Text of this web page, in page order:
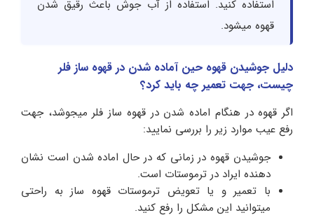
استفاده کنید. استفاده از آب جوش باعث رقیق شدن
قهوه میشود.
دلیل جوشیدن قهوه حین آماده شدن در قهوه ساز فلر
چیست، جهت تعمیر چه باید کرد؟
اگر قهوه در هنگام اماده شدن در قهوه ساز فلر میجوشد، جهت
رفع عیب موارد زیر را بررسی نمایید:
جوشیدن قهوه در زمانی که در حال اماده شدن است نشان
دهنده ایراد در ترموستات است.
با تعمیر و یا تعویض ترموستات قهوه ساز به راحتی
میتوانید این مشکل را رفع کنید.